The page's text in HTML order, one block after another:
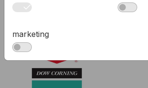
marketing